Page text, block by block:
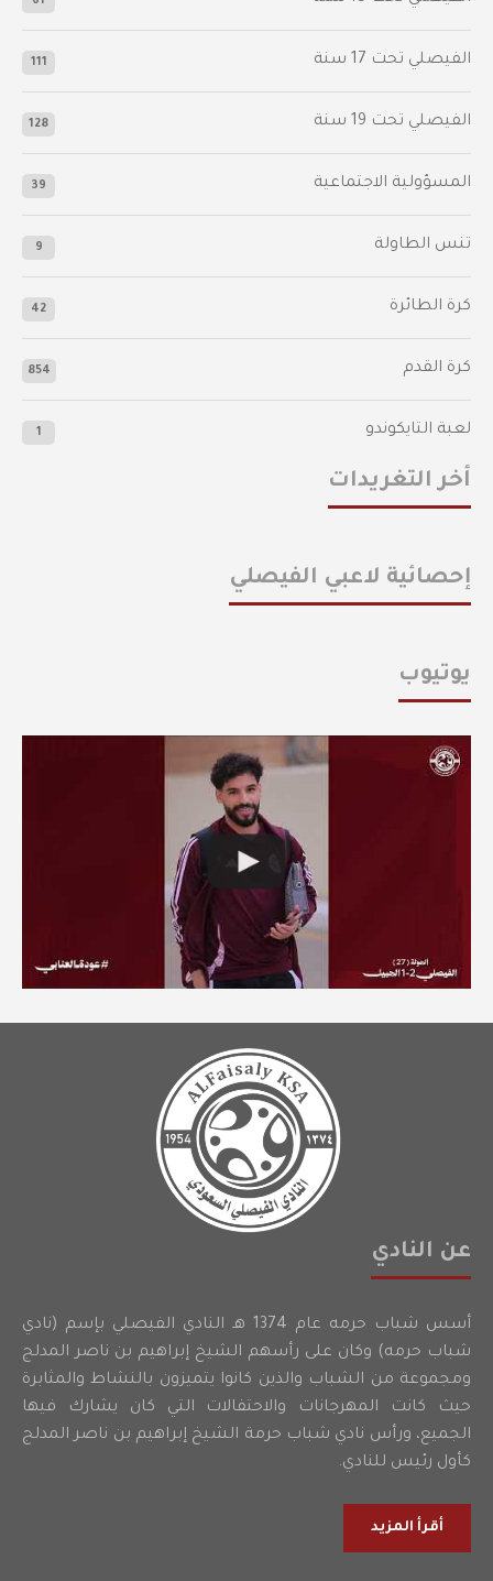
‫الفيصلي‬⁩ تحت 17 سنة 111
الفيصلي‬⁩ تحت 19 سنة 128
المسؤولية الاجتماعية 39
تنس الطاولة 9
كرة الطائرة 42
كرة القدم 854
لعبة التايكوندو 1
أخر التغريدات
إحصائية لاعبي الفيصلي
يوتيوب
عن النادي
أسس شباب حرمه عام 1374 هـ النادي الفيصلي بإسم (نادي
شباب حرمه) وكان على رأسهم الشيخ إبراهيم بن ناصر المدلج
ومجموعة من الشباب والذين كانوا يتميزون بالنشاط والمثابرة
حيث كانت المهرجانات والاحتفالات التي كان يشارك فيها
الجميع، ورأس نادي شباب حرمة الشيخ إبراهيم بن ناصر المدلج
كأول رئيس للنادي.
أقرأ المزيد